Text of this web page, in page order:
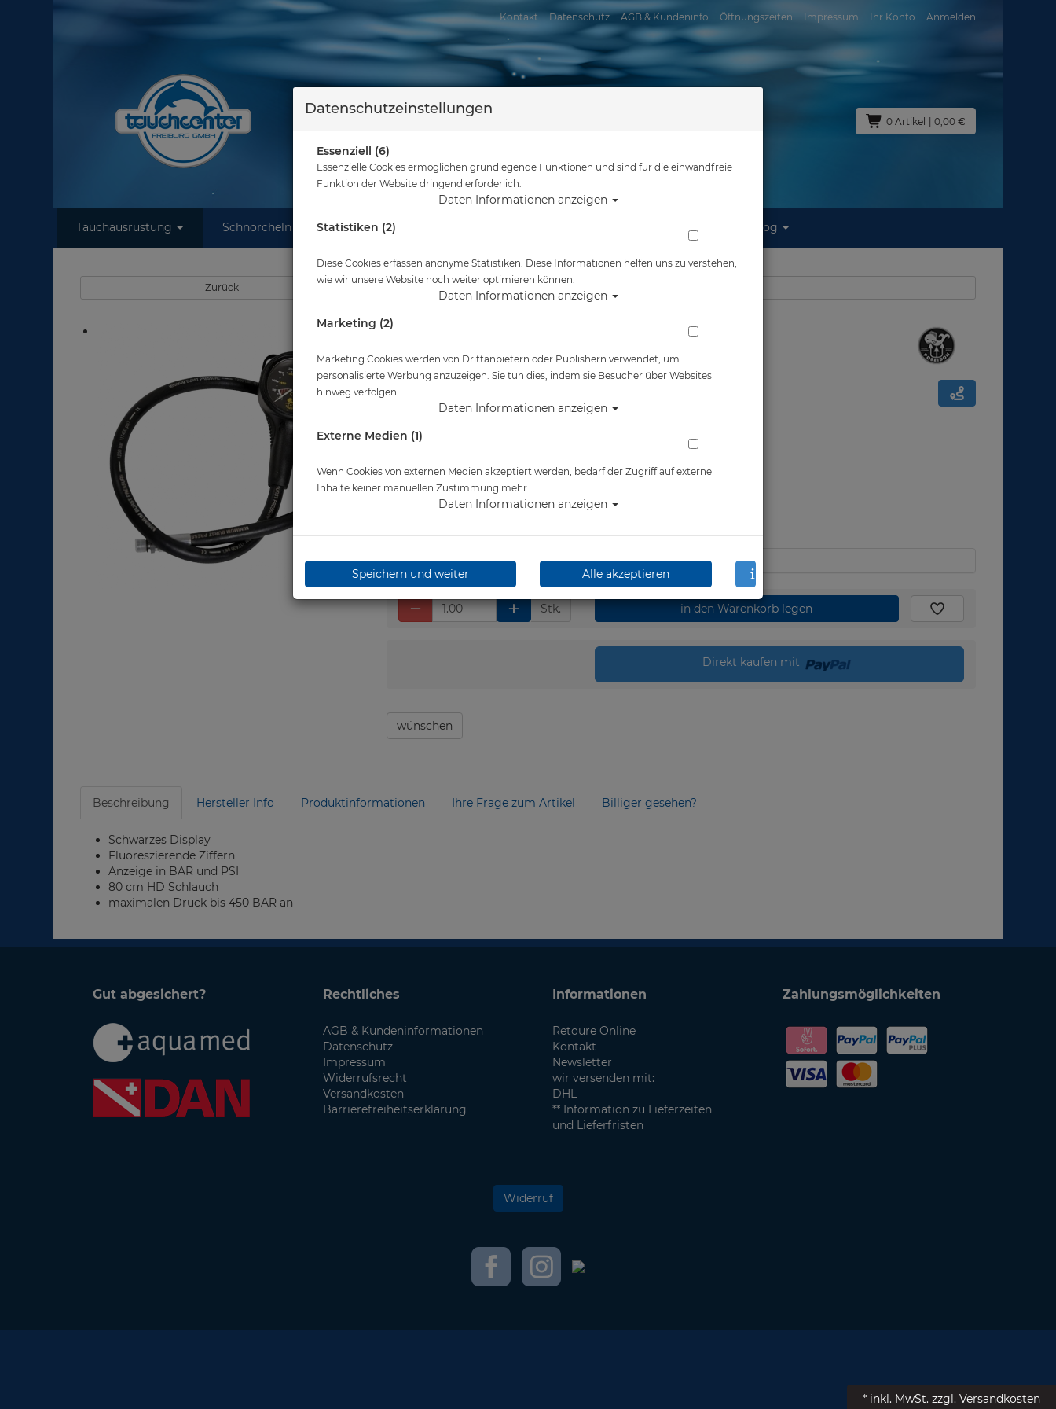
Kontakt Datenschutz AGB & Kundeninfo Öffnungszeiten Impressum Ihr Konto Anmelden
0 Artikel | 0,00 €
Tauchausrüstung Schnorcheln Wassersport Reisen Blog
Sie sind hier Tauchausrüstung Poseidon Finimeter Cirrus - Black
Zurück
Poseidon Finimeter Cirrus - Black
Artikelnr.: pos-0600000
Herstellerpreis: 199,00 €
199,00 €*
Stk. in den Warenkorb legen
Direkt kaufen mit
wünschen
Beschreibung Hersteller Info Produktinformationen Ihre Frage zum Artikel Billiger gesehen?
Schwarzes Display
Fluoreszierende Ziffern
Anzeige in BAR und PSI
80 cm HD Schlauch
maximalen Druck bis 450 BAR an
Gut abgesichert? Rechtliches
AGB & Kundeninformationen
Datenschutz
Impressum
Widerrufsrecht
Versandkosten
Barrierefreiheitserklärung
Informationen
Retoure Online
Kontakt
Newsletter
wir versenden mit:
DHL
** Information zu Lieferzeiten
und Lieferfristen
Zahlungsmöglichkeiten
Widerruf
* inkl. MwSt. zzgl. Versandkosten
Datenschutzeinstellungen
Essenziell (6)
Essenzielle Cookies ermöglichen grundlegende Funktionen und sind für die einwandfreie
Funktion der Website dringend erforderlich.
Daten Informationen anzeigen
Statistiken (2)
Diese Cookies erfassen anonyme Statistiken. Diese Informationen helfen uns zu verstehen,
wie wir unsere Website noch weiter optimieren können.
Daten Informationen anzeigen
Marketing (2)
Marketing Cookies werden von Drittanbietern oder Publishern verwendet, um
personalisierte Werbung anzuzeigen. Sie tun dies, indem sie Besucher über Websites
hinweg verfolgen.
Daten Informationen anzeigen
Externe Medien (1)
Wenn Cookies von externen Medien akzeptiert werden, bedarf der Zugriff auf externe
Inhalte keiner manuellen Zustimmung mehr.
Daten Informationen anzeigen
Speichern und weiter Alle akzeptieren